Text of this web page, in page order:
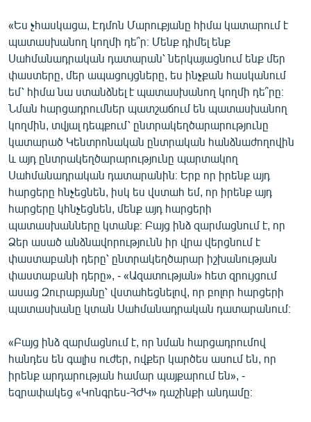
«Ես չհասկացա, Էդմոն Մարուքյանը հիմա կատարում է
պատասխանող կողմի դե՞ր։ Մենք դիմել ենք
Սահմանադրական դատարան՝ ներկայացնում ենք մեր
փաստերը, մեր ապացույցները, ես ինչքան հասկանում
եմ՝ հիմա նա ստանձնել է պատասխանող կողմի դե՞րը։
Նման հարցադրումներ պատշաճում են պատասխանող
կողմին, տվյալ դեպքում՝ ընտրակեղծարարությունը
կատարած Կենտրոնական ընտրական հանձնաժողովին
և այդ ընտրակեղծարարությունը պարտակող
Սահմանադրական դատարանին։ Երբ որ իրենք այդ
հարցերը հնչեցնեն, իսկ ես վստահ եմ, որ իրենք այդ
հարցերը կհնչեցնեն, մենք այդ հարցերի
պատասխանները կտանք։ Բայց ինձ զարմացնում է, որ
Ձեր ասած անձնավորությունն իր վրա վերցնում է
փաստաբանի դերը՝ ընտրակեղծարար իշխանության
փաստաբանի դերը», - «Ազատության» հետ զրույցում
ասաց Զուրաբյանը՝ վստահեցնելով, որ բոլոր հարցերի
պատասխանը կտան Սահմանադրական դատարանում։
«Բայց ինձ զարմացնում է, որ նման հարցադրումով
հանդես են գալիս ուժեր, ովքեր կարծես ասում են, որ
իրենք արդարության համար պայքարում են», -
եզրափակեց «Կոնգրես-ՀԺԿ» դաշինքի անդամը։